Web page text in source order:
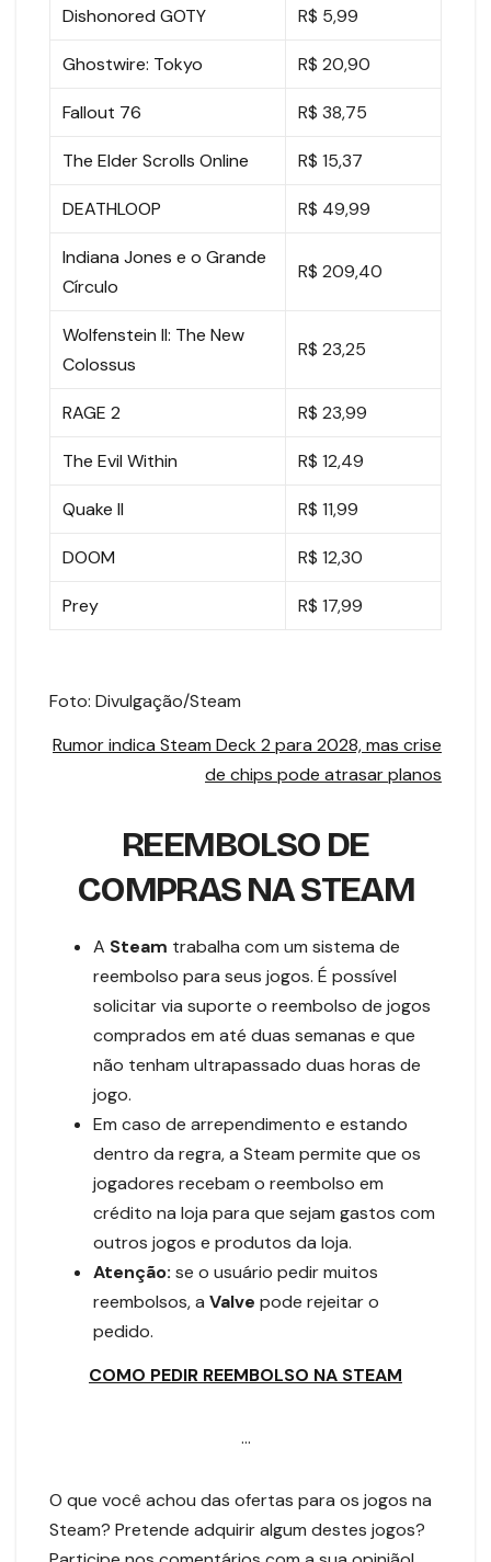
Dishonored GOTY R$ 5,99
Ghostwire: Tokyo R$ 20,90
Fallout 76 R$ 38,75
The Elder Scrolls Online R$ 15,37
DEATHLOOP R$ 49,99
Indiana Jones e o Grande
Círculo
R$ 209,40
Wolfenstein II: The New
Colossus
R$ 23,25
RAGE 2 R$ 23,99
The Evil Within R$ 12,49
Quake II R$ 11,99
DOOM R$ 12,30
Prey R$ 17,99
Foto: Divulgação/Steam
Rumor indica Steam Deck 2 para 2028, mas crise
de chips pode atrasar planos
REEMBOLSO DE
COMPRAS NA STEAM
A Steam trabalha com um sistema de
reembolso para seus jogos. É possível
solicitar via suporte o reembolso de jogos
comprados em até duas semanas e que
não tenham ultrapassado duas horas de
jogo.
Em caso de arrependimento e estando
dentro da regra, a Steam permite que os
jogadores recebam o reembolso em
crédito na loja para que sejam gastos com
outros jogos e produtos da loja.
Atenção: se o usuário pedir muitos
reembolsos, a Valve pode rejeitar o
pedido.
COMO PEDIR REEMBOLSO NA STEAM
…
O que você achou das ofertas para os jogos na
Steam? Pretende adquirir algum destes jogos?